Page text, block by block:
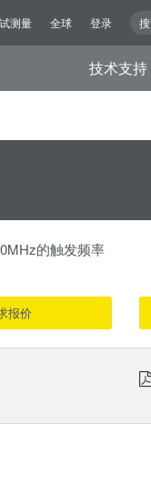
测量 全球 登录
技术支持
的触发频率
报价